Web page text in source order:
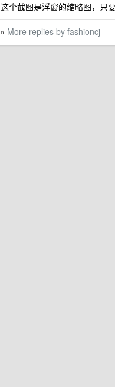
这个截图是浮窗的缩略图，只
» More replies by fashioncj